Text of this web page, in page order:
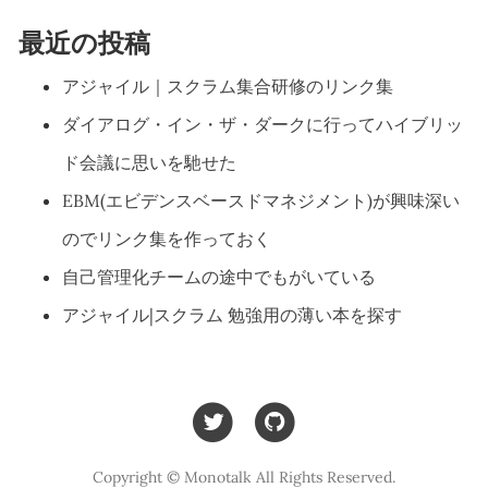
最近の投稿
アジャイル｜スクラム集合研修のリンク集
ダイアログ・イン・ザ・ダークに行ってハイブリッ
ド会議に思いを馳せた
EBM(エビデンスベースドマネジメント)が興味深い
のでリンク集を作っておく
自己管理化チームの途中でもがいている
アジャイル|スクラム 勉強用の薄い本を探す
Copyright © Monotalk All Rights Reserved.